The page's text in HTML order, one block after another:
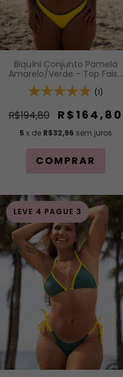
Biquíni Conjunto Pamela
Amarelo/Verde - Top Faixa
com Alças Fixas e Calcinha
Asa Delta
(1)
R$194,80 R$164,80
5 x de R$32,96 sem juros
COMPRAR
LEVE 4 PAGUE 3